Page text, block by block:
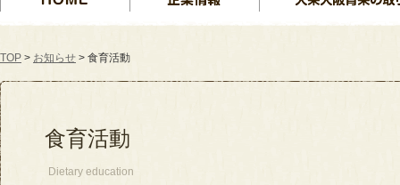
TOP > お知らせ > 食育活動
食育活動
Dietary education